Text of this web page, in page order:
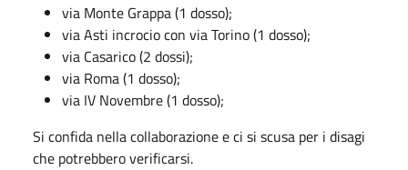
via Monte Grappa (1 dosso);
via Asti incrocio con via Torino (1 dosso);
via Casarico (2 dossi);
via Roma (1 dosso);
via IV Novembre (1 dosso);
Si confida nella collaborazione e ci si scusa per i disagi
che potrebbero verificarsi.